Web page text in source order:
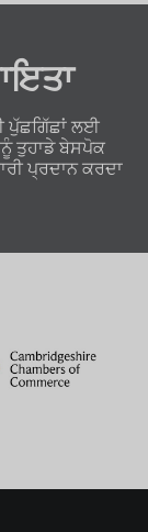
ਪੁੱਛਗਿੱਛਾਂ ਲਈ
ਤੁਹਾਡੇ ਬੇਸਪੋਕ
ਪ੍ਰਦਾਨ ਕਰਦਾ